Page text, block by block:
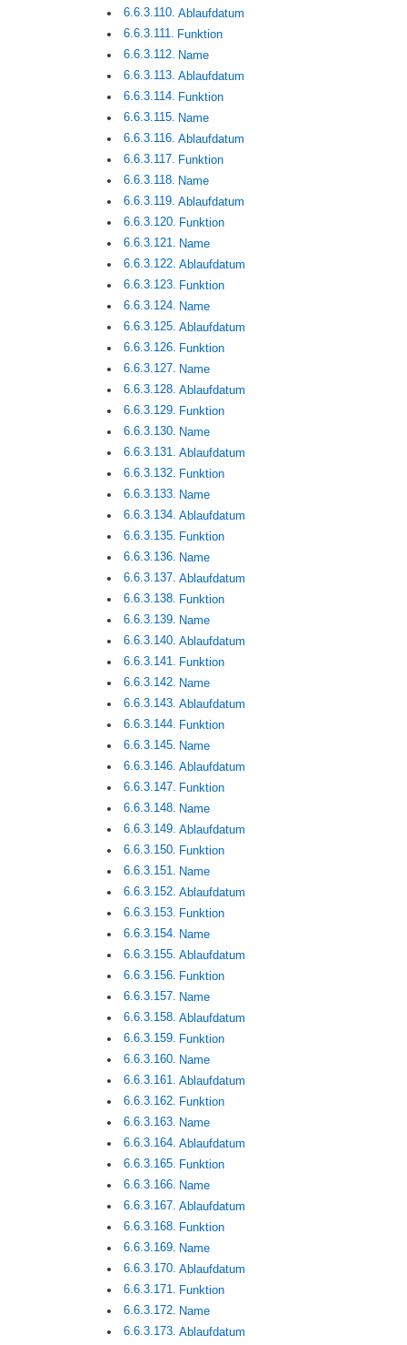
Ablaufdatum
Funktion
Name
Ablaufdatum
Funktion
Name
Ablaufdatum
Funktion
Name
Ablaufdatum
Funktion
Name
Ablaufdatum
Funktion
Name
Ablaufdatum
Funktion
Name
Ablaufdatum
Funktion
Name
Ablaufdatum
Funktion
Name
Ablaufdatum
Funktion
Name
Ablaufdatum
Funktion
Name
Ablaufdatum
Funktion
Name
Ablaufdatum
Funktion
Name
Ablaufdatum
Funktion
Name
Ablaufdatum
Funktion
Name
Ablaufdatum
Funktion
Name
Ablaufdatum
Funktion
Name
Ablaufdatum
Funktion
Name
Ablaufdatum
Funktion
Name
Ablaufdatum
Funktion
Name
Ablaufdatum
Funktion
Name
Ablaufdatum
Funktion
Name
Ablaufdatum